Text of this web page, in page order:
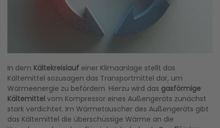
In dem Kältekreislauf einer Klimaanlage stellt das
Kältemittel sozusagen das Transportmittel dar, um
Wärmeenergie zu befördern. Hierzu wird das gasförmige
Kältemittel vom Kompressor eines Außengeräts zunächst
stark verdichtet. Im Wärmetauscher des Außengeräts gibt
das Kältemittel die überschüssige Wärme an die